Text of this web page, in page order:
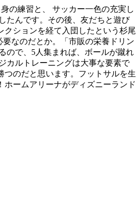
の練習と、 サッカー一色の充実し
たんです。その後、友だちと遊び
ションを経て入団したという杉尾
なのだとか。「市販の栄養ドリン
ので、5人集まれば、ボールが蹴れ
カルトレーニングは大事な要素で
つのだと思います。フットサルを生
ームアリーナがディズニーランド